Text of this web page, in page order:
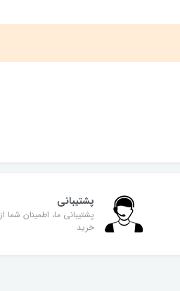
پشتیبانی
پشتیبانی ما، اطمینان شما از
خرید